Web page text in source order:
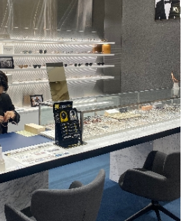
되찾아 준 것처럼 실패는 더 좋은
방향을 바꿔주는 기차의
을 알게 됐습니다. 하고자 하는
분명 배울 것이 있을 테니 무작정
진학을 하고자 하시는 분이
학업계획서를 작성하시기 전에 각
이나 교수님의 연구를 보면서 그에
만들어 작성하는 게 중요하다고
과정에서 많은 경험을 해보셔야
재료가 많아지기 때문에 도움이
전하시고, 성취하세요.
big would you dream, if you
라는 문장을 발견했었습니다.
저는 제 전공의 중심으로 직접
다. 다음 해에 전공 학생회장으로
로 인해 취소되었던 전공 관련
타그램, 유튜브 등 다양한 sns를
히 제가 가장 궁금했고, 모든
업에 대한 콘텐츠를 많이
한 선배들을 인터뷰했고, 스포츠
로설명회 등 다양한 행사들을
이 얻고자 하고, 성장하고자 하면
한다고 생각했기 때문에 다음
생회장으로 활동했습니다. 그동안
에 대해 진심이었고 가까이에
1학년과 4학년 때 총 두 번 하면서
하고 널리 알리기 위해
대상으로 한 전공 체험 및 모교
미, 입학식 및 졸업식 등 의전
, 그중에서도 입시박람회와 교내외
었습니다. 전국 대학들이 모이는
대표하여서 참여하는 만큼 더
다는 사명감을 가질 수 있었고,
을 통해 모교 메인 홈페이지와
보며 항상 모교의 얼굴이라
로서의 책임감과 겸손함을 느낄 수
직 내외에서 긍정적인 반응을 얻게
보람이 생겨 성취감까지 얻을 수